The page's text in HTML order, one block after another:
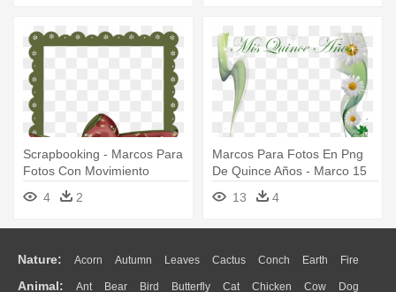
Scrapbooking - Marcos Para
Fotos Con Movimiento
4
2
Marcos Para Fotos En Png
De Quince Años - Marco 15
Años Png
13 4
Nature: Acorn Autumn Leaves Cactus Conch Earth Fire
Flame Glaciers Grass Lightning Moon Sunrise Mountain
Animal: Ant Bear Bird Butterfly Cat Chicken Cow Dog